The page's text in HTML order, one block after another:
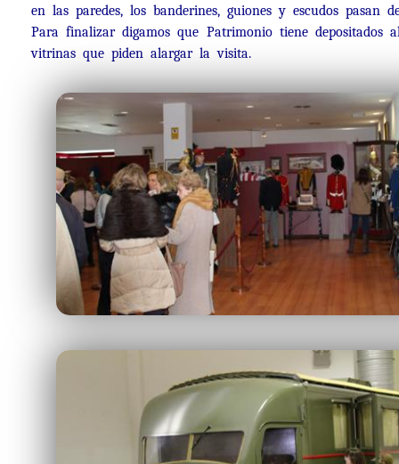
en las paredes, los banderines, guiones y escudos pasan
Para finalizar digamos que Patrimonio tiene
vitrinas que piden alargar la visita.